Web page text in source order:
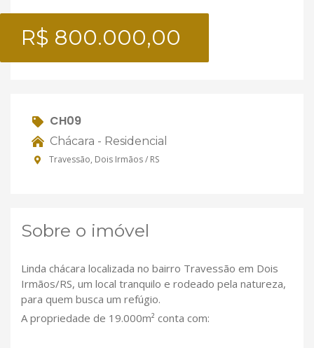
R$ 800.000,00
CH09
Chácara - Residencial
Travessão, Dois Irmãos / RS
Sobre o imóvel
Linda chácara localizada no bairro Travessão em Dois
Irmãos/RS, um local tranquilo e rodeado pela natureza,
para quem busca um refúgio.
A propriedade de 19.000m² conta com: